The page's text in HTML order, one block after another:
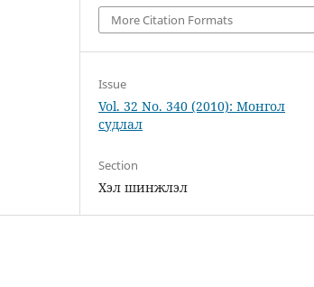
More Citation Formats
Issue
Vol. 32 No. 340 (2010): Монгол
судлал
Section
Хэл шинжлэл